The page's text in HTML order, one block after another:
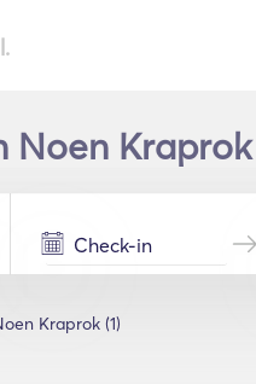
Kraprok (1)